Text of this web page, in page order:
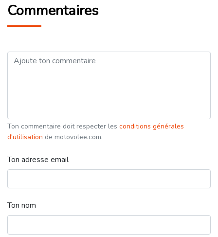
Commentaires
Ton commentaire doit respecter les conditions générales
d'utilisation de motovolee.com.
Ton adresse email
Ton nom